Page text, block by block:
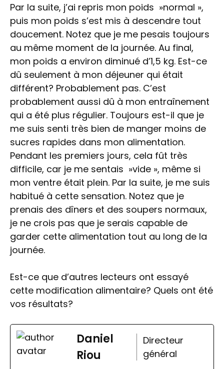
Par la suite, j’ai repris mon poids »normal »,
puis mon poids s’est mis à descendre tout
doucement. Notez que je me pesais toujours
au même moment de la journée. Au final,
mon poids a environ diminué d’1,5 kg. Est-ce
dû seulement à mon déjeuner qui était
différent? Probablement pas. C’est
probablement aussi dû à mon entraînement
qui a été plus régulier. Toujours est-il que je
me suis senti très bien de manger moins de
sucres rapides dans mon alimentation.
Pendant les premiers jours, cela fût très
difficile, car je me sentais »vide », même si
mon ventre était plein. Par la suite, je me suis
habitué à cette sensation. Notez que je
prenais des dîners et des soupers normaux,
je ne crois pas que je serais capable de
garder cette alimentation tout au long de la
journée.
Est-ce que d’autres lecteurs ont essayé
cette modification alimentaire? Quels ont été
vos résultats?
Daniel
Riou
Directeur
général